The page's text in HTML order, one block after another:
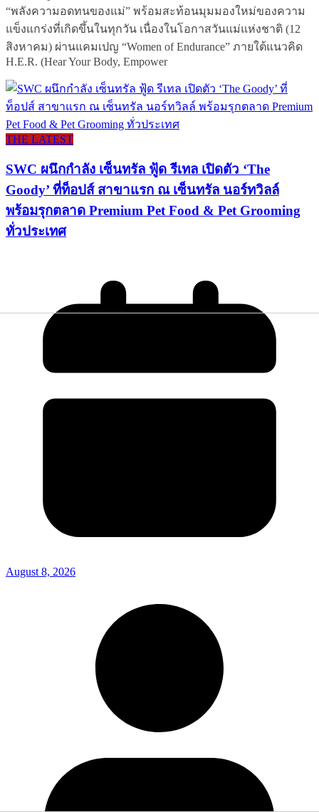
“พลังความอดทนของแม่” พร้อมสะท้อนมุมมองใหม่ของความ
แข็งแกร่งที่เกิดขึ้นในทุกวัน เนื่องในโอกาสวันแม่แห่งชาติ (12
สิงหาคม) ผ่านแคมเปญ “Women of Endurance” ภายใต้แนวคิด
H.E.R. (Hear Your Body, Empower
THE LATEST
SWC ผนึกกำลัง เซ็นทรัล ฟู้ด รีเทล เปิดตัว ‘The
Goody’ ที่ท็อปส์ สาขาแรก ณ เซ็นทรัล นอร์ทวิลล์
พร้อมรุกตลาด Premium Pet Food & Pet Grooming
ทั่วประเทศ
August 8, 2026